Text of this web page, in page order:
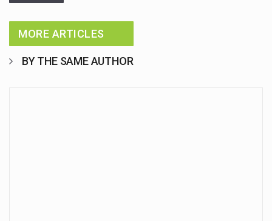
MORE ARTICLES
BY THE SAME AUTHOR